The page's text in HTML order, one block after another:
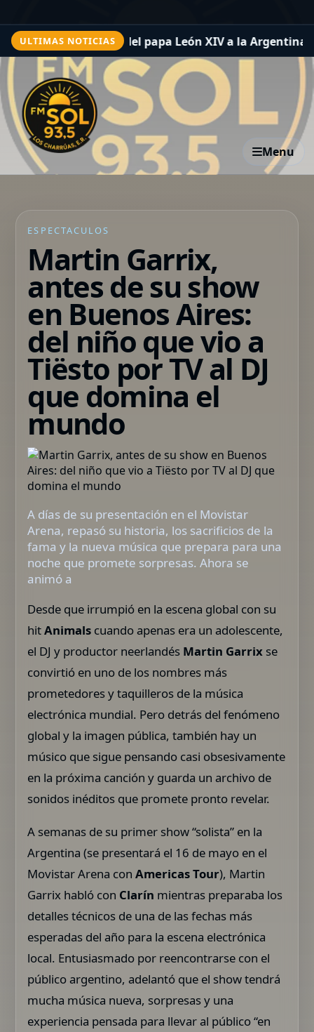
ULTIMAS NOTICIAS
del papa León XIV a la Argentina: cómo participar del
Menu
ESPECTACULOS
Martin Garrix,
antes de su show
en Buenos Aires:
del niño que vio a
Tiësto por TV al DJ
que domina el
mundo
A días de su presentación en el Movistar
Arena, repasó su historia, los sacrificios de la
fama y la nueva música que prepara para una
noche que promete sorpresas. Ahora se
animó a
Desde que irrumpió en la escena global con su
hitAnimals cuando apenas era un adolescente,
el DJ y productor neerlandés Martin Garrix se
convirtió en uno de los nombres más
prometedores y taquilleros de la música
electrónica mundial. Pero detrás del fenómeno
global y la imagen pública, también hay un
músico que sigue pensando casi obsesivamente
en la próxima canción y guarda un archivo de
sonidos inéditos que promete pronto revelar.
A semanas de su primer show “solista” en la
Argentina (se presentará el 16 de mayo en el
Movistar Arena conAmericas Tour), Martin
Garrix habló con Clarín mientras preparaba los
detalles técnicos de una de las fechas más
esperadas del año para la escena electrónica
local. Entusiasmado por reencontrarse con el
público argentino, adelantó que el show tendrá
mucha música nueva, sorpresas y una
experiencia pensada para llevar al público “en